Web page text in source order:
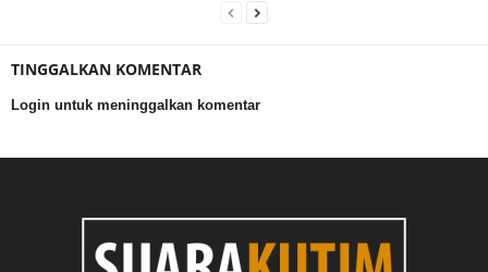
TINGGALKAN KOMENTAR
Login untuk meninggalkan komentar